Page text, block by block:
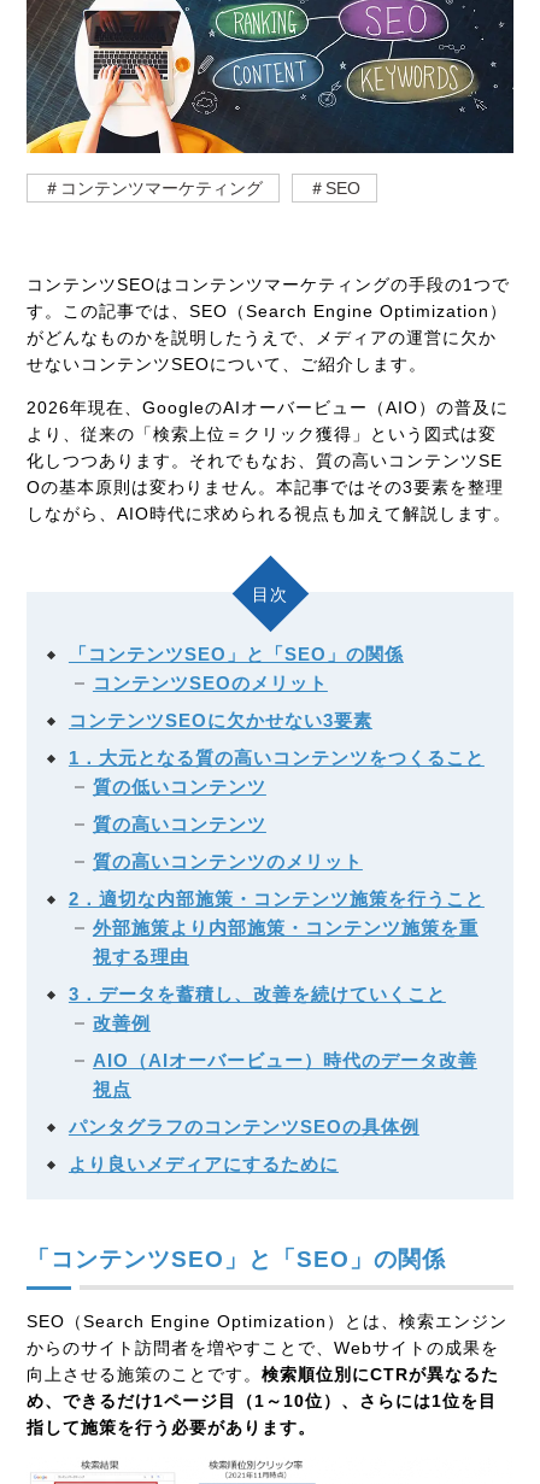
＃コンテンツマーケティング ＃SEO
コンテンツSEOはコンテンツマーケティングの手段の1つで
す。この記事では、SEO（Search Engine Optimization）
がどんなものかを説明したうえで、メディアの運営に欠か
せないコンテンツSEOについて、ご紹介します。
2026年現在、GoogleのAIオーバービュー（AIO）の普及に
より、従来の「検索上位＝クリック獲得」という図式は変
化しつつあります。それでもなお、質の高いコンテンツSE
Oの基本原則は変わりません。本記事ではその3要素を整理
しながら、AIO時代に求められる視点も加えて解説します。
目次
「コンテンツSEO」と「SEO」の関係
コンテンツSEOのメリット
コンテンツSEOに欠かせない3要素
1．大元となる質の高いコンテンツをつくること
質の低いコンテンツ
質の高いコンテンツ
質の高いコンテンツのメリット
2．適切な内部施策・コンテンツ施策を行うこと
外部施策より内部施策・コンテンツ施策を重
視する理由
3．データを蓄積し、改善を続けていくこと
改善例
AIO（AIオーバービュー）時代のデータ改善
視点
パンタグラフのコンテンツSEOの具体例
より良いメディアにするために
「コンテンツSEO」と「SEO」の関係
SEO（Search Engine Optimization）とは、検索エンジン
からのサイト訪問者を増やすことで、Webサイトの成果を
向上させる施策のことです。検索順位別にCTRが異なるた
め、できるだけ1ページ目（1～10位）、さらには1位を目
指して施策を行う必要があります。